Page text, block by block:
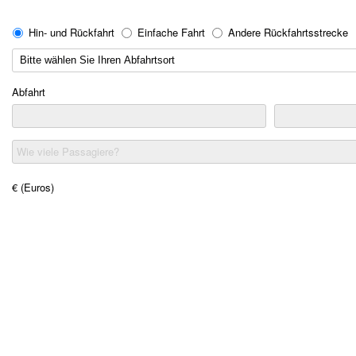
Hin- und Rückfahrt Einfache Fahrt Andere Rückfahrtsstrecke
Abfahrt
Wie viele Passagiere?
€ (Euros)